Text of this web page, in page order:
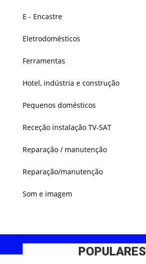
E - Encastre
Eletrodomésticos
Ferramentas
Hotel, indústria e construção
Pequenos domésticos
Receção instalação TV-SAT
Reparação / manutenção
Reparação/manutenção
Som e imagem
POPULARES